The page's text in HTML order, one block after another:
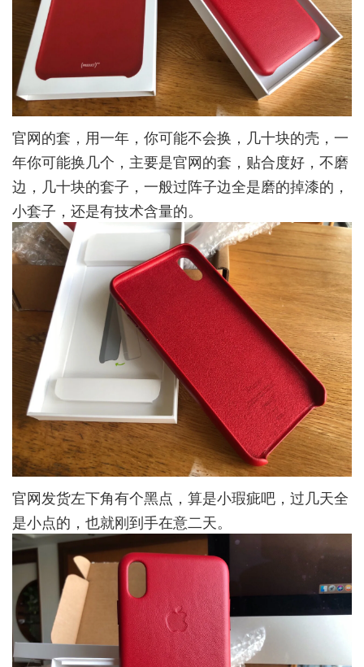
官网的套，用一年，你可能不会换，几十块的壳，一
年你可能换几个，主要是官网的套，贴合度好，不磨
边，几十块的套子，一般过阵子边全是磨的掉漆的，
小套子，还是有技术含量的。
官网发货左下角有个黑点，算是小瑕疵吧，过几天全
是小点的，也就刚到手在意二天。